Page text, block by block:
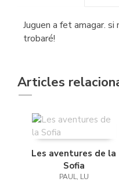
Juguen a fet amagar.
trobaré!
Articles
Les aventures de la
Sofia
PAUL, LU